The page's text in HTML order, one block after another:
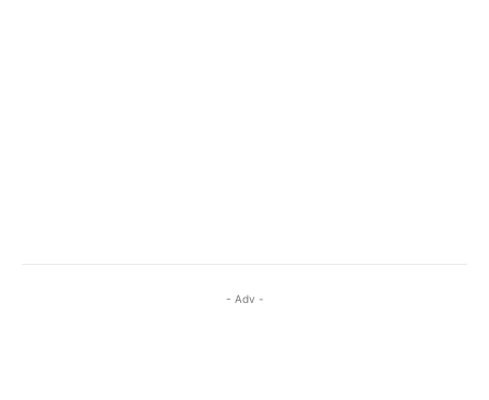
- Adv -